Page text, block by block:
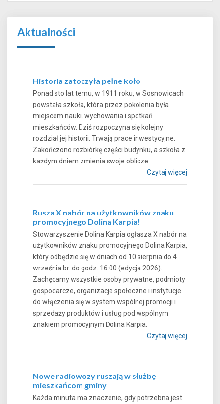
Aktualności
Historia zatoczyła pełne koło
Ponad sto lat temu, w 1911 roku, w Sosnowicach
powstała szkoła, która przez pokolenia była
miejscem nauki, wychowania i spotkań
mieszkańców. Dziś rozpoczyna się kolejny
rozdział jej historii. Trwają prace inwestycyjne.
Zakończono rozbiórkę części budynku, a szkoła z
każdym dniem zmienia swoje oblicze.
Czytaj więcej
Rusza X nabór na użytkowników znaku
promocyjnego Dolina Karpia!
Stowarzyszenie Dolina Karpia ogłasza X nabór na
użytkowników znaku promocyjnego Dolina Karpia,
który odbędzie się w dniach od 10 sierpnia do 4
września br. do godz. 16:00 (edycja 2026).
Zachęcamy wszystkie osoby prywatne, podmioty
gospodarcze, organizacje społeczne i instytucje
do włączenia się w system wspólnej promocji i
sprzedaży produktów i usług pod wspólnym
znakiem promocyjnym Dolina Karpia.
Czytaj więcej
Nowe radiowozy ruszają w służbę
mieszkańcom gminy
Każda minuta ma znaczenie, gdy potrzebna jest